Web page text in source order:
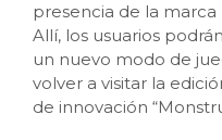
presencia de la
Allí, los usuarios
un nuevo modo de
volver a visitar la
de innovación